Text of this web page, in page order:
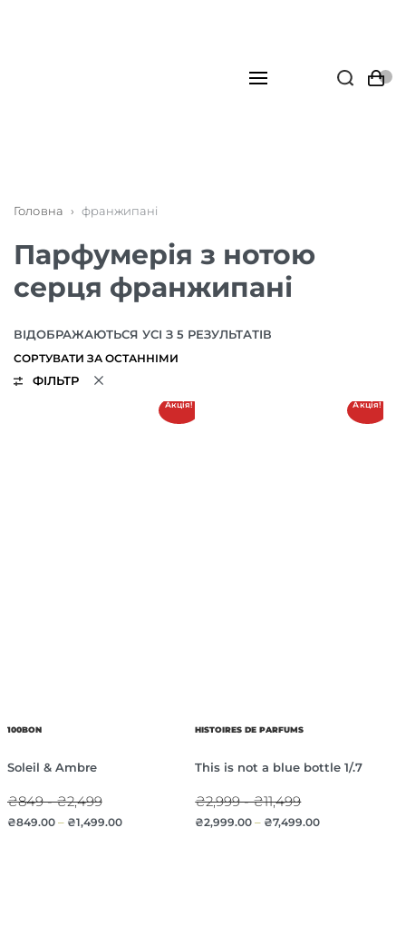
Головна › франжипані
Парфумерія з нотою
серця франжипані
ВІДОБРАЖАЮТЬСЯ УСІ З 5 РЕЗУЛЬТАТІВ
ФІЛЬТР
Акція!
100BON
Soleil & Ambre
₴849 - ₴2,499
₴849.00– ₴1,499.00
Акція!
HISTOIRES DE PARFUMS
This is not a blue bottle 1/.7
₴2,999 - ₴11,499
₴2,999.00 – ₴7,499.00